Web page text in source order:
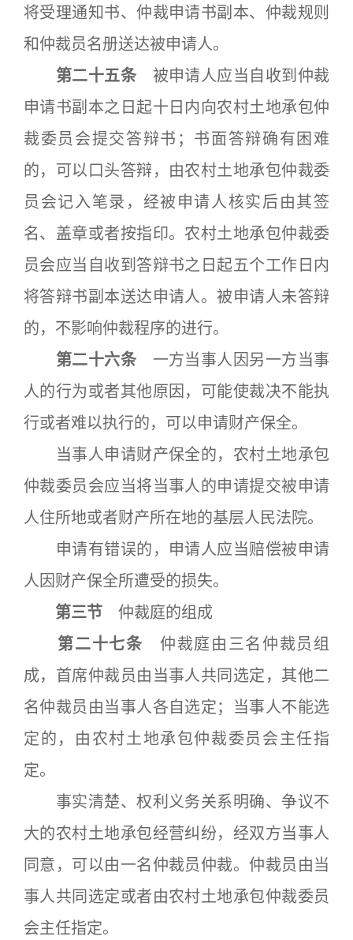
将受理通知书、仲裁申请书副本、仲裁规则
和仲裁员名册送达被申请人。
第二十五条 被申请人应当自收到仲裁
申请书副本之日起十日内向农村土地承包仲
裁委员会提交答辩书；书面答辩确有困难
的，可以口头答辩，由农村土地承包仲裁委
员会记入笔录，经被申请人核实后由其签
名、盖章或者按指印。农村土地承包仲裁委
员会应当自收到答辩书之日起五个工作日内
将答辩书副本送达申请人。被申请人未答辩
的，不影响仲裁程序的进行。
第二十六条 一方当事人因另一方当事
人的行为或者其他原因，可能使裁决不能执
行或者难以执行的，可以申请财产保全。
当事人申请财产保全的，农村土地承包
仲裁委员会应当将当事人的申请提交被申请
人住所地或者财产所在地的基层人民法院。
申请有错误的，申请人应当赔偿被申请
人因财产保全所遭受的损失。
第三节 仲裁庭的组成
第二十七条 仲裁庭由三名仲裁员组
成，首席仲裁员由当事人共同选定，其他二
名仲裁员由当事人各自选定；当事人不能选
定的，由农村土地承包仲裁委员会主任指
定。
事实清楚、权利义务关系明确、争议不
大的农村土地承包经营纠纷，经双方当事人
同意，可以由一名仲裁员仲裁。仲裁员由当
事人共同选定或者由农村土地承包仲裁委员
会主任指定。